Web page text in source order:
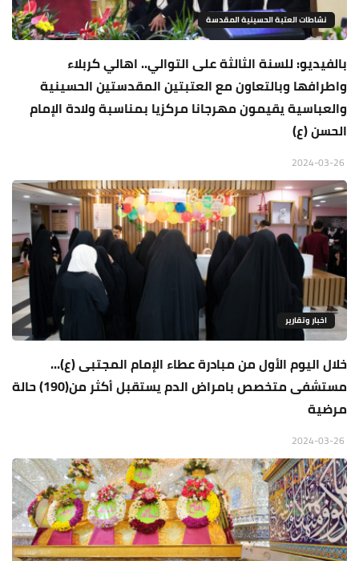
نشاطات العتبة الحسينية المقدسة
بالفيديو: للسنة الثالثة على التوالي.. اهالي كربلاء
واطرافها وبالتعاون مع العتبتين المقدستين الحسينية
والعباسية يقيمون مهرجانا مركزيا بمناسبة ولادة الإمام
الحسن (ع)
اخبار وتقارير
خلال اليوم الأول من مبادرة عطاء الإمام المجتبى (ع)...
مستشفى متخصص بامراض الدم يستقبل أكثر من(190) حالة
مرضية